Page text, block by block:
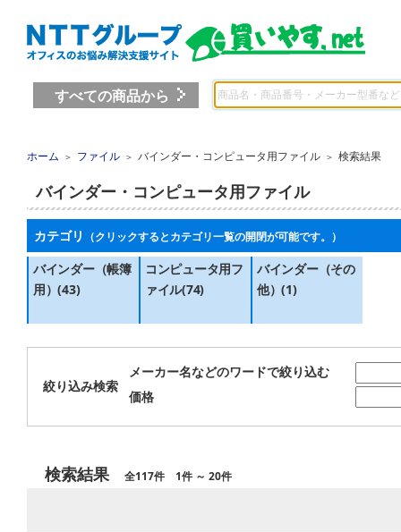
すべての商品から
ホーム ＞ ファイル ＞ バインダー・コンピュータ用ファイル ＞ 検索結果
バインダー・コンピュータ用ファイル
カテゴリ （クリックするとカテゴリ一覧の開閉が可能です。）
バインダー（帳簿
用）(43)
コンピュータ用フ
ァイル(74)
バインダー（その
他）(1)
絞り込み検索
メーカー名などのワードで絞り込む
価格
検索結果 全117件 1件 ～ 20件